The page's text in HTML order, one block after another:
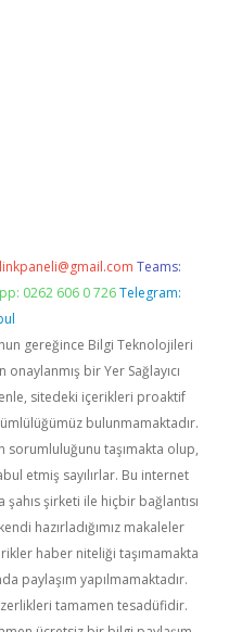
Teams:
0262 606 0 726 Telegram:
gereğince Bilgi Teknolojileri
bir Yer Sağlayıcı
sitedeki içerikleri proaktif
bulunmamaktadır.
sorumluluğunu taşımakta olup,
etmiş sayılırlar. Bu internet
şirketi ile hiçbir bağlantısı
hazırladığımız makaleler
haber niteliği taşımamakta
paylaşım yapılmamaktadır.
tamamen tesadüfidir.